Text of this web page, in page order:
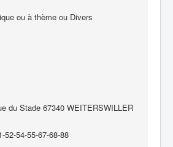
ou à thème ou Divers
du Stade 67340 WEITERSWILLER
52-54-55-67-68-88